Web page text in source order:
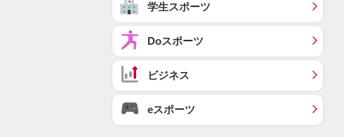
学生スポーツ
Doスポーツ
ビジネス
eスポーツ